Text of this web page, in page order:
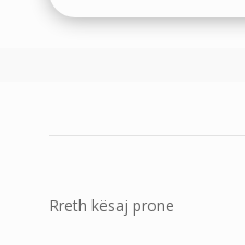
Rreth kësaj prone